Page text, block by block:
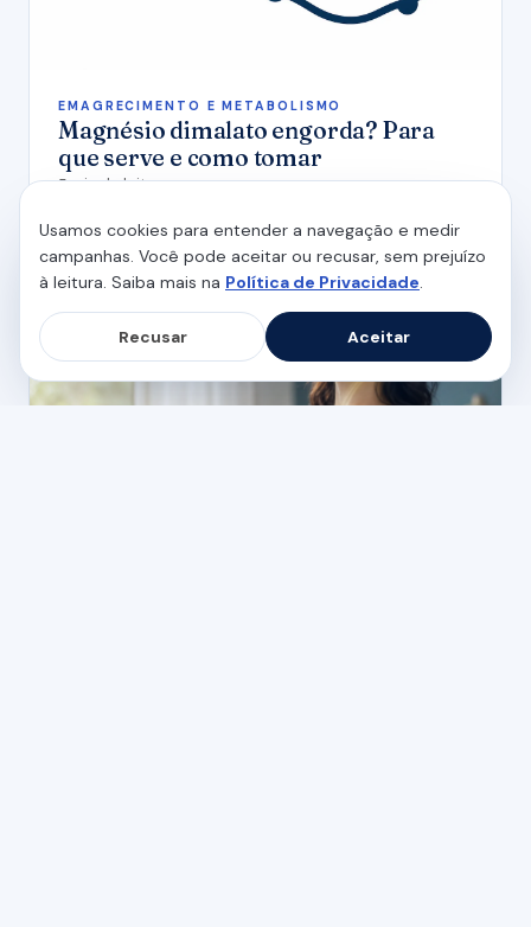
EMAGRECIMENTO E METABOLISMO
Magnésio dimalato engorda? Para
que serve e como tomar
5 min de leitura
Usamos cookies para entender a navegação e medir
campanhas. Você pode aceitar ou recusar, sem prejuízo
à leitura. Saiba mais na Política de Privacidade.
Recusar Aceitar